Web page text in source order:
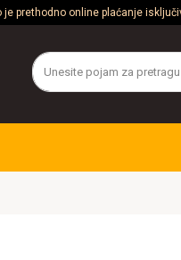
prethodno online plaćanje